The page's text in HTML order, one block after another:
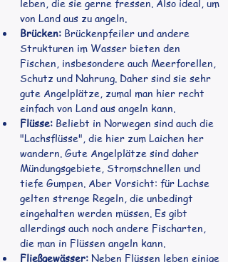
leben, die sie gerne fressen. Also ideal, um
von Land aus zu angeln.
Brücken: Brückenpfeiler und andere
Strukturen im Wasser bieten den
Fischen, insbesondere auch Meerforellen,
Schutz und Nahrung. Daher sind sie sehr
gute Angelplätze, zumal man hier recht
einfach von Land aus angeln kann.
Flüsse: Beliebt in Norwegen sind auch die
"Lachsflüsse", die hier zum Laichen her
wandern. Gute Angelplätze sind daher
Mündungsgebiete, Stromschnellen und
tiefe Gumpen. Aber Vorsicht: für Lachse
gelten strenge Regeln, die unbedingt
eingehalten werden müssen. Es gibt
allerdings auch noch andere Fischarten,
die man in Flüssen angeln kann.
Fließgewässer: Neben Flüssen leben einige